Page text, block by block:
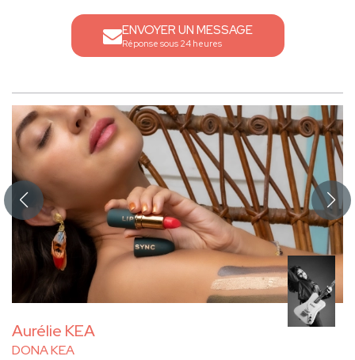
ENVOYER UN MESSAGE
Réponse sous 24 heures
Aurélie KEA
DONA KEA